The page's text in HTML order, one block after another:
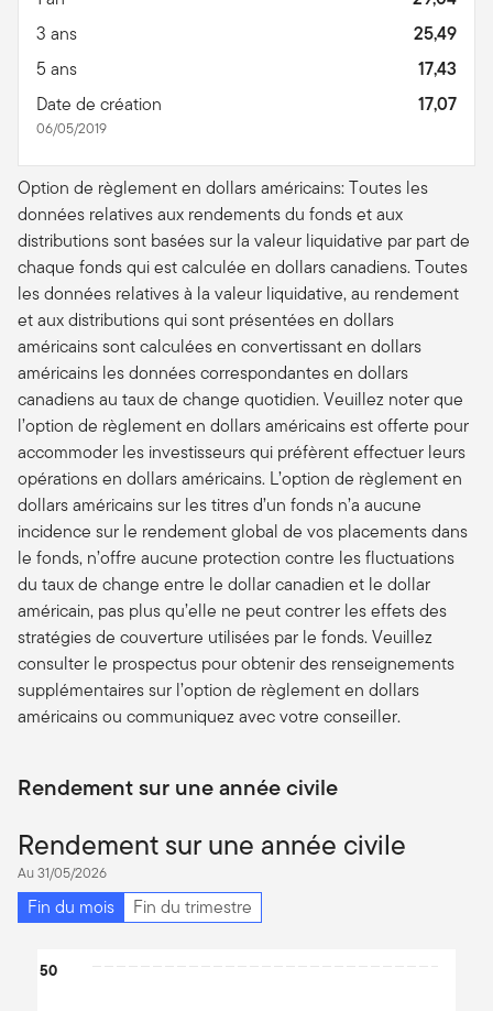
3 ans
25,49
5 ans
17,43
Date de création
06/05/2019
17,07
Option de règlement en dollars américains: Toutes les
données relatives aux rendements du fonds et aux
distributions sont basées sur la valeur liquidative par part de
chaque fonds qui est calculée en dollars canadiens. Toutes
les données relatives à la valeur liquidative, au rendement
et aux distributions qui sont présentées en dollars
américains sont calculées en convertissant en dollars
américains les données correspondantes en dollars
canadiens au taux de change quotidien. Veuillez noter que
l’option de règlement en dollars américains est offerte pour
accommoder les investisseurs qui préfèrent effectuer leurs
opérations en dollars américains. L’option de règlement en
dollars américains sur les titres d’un fonds n’a aucune
incidence sur le rendement global de vos placements dans
le fonds, n’offre aucune protection contre les fluctuations
du taux de change entre le dollar canadien et le dollar
américain, pas plus qu’elle ne peut contrer les effets des
stratégies de couverture utilisées par le fonds. Veuillez
consulter le prospectus pour obtenir des renseignements
supplémentaires sur l’option de règlement en dollars
américains ou communiquez avec votre conseiller.
Rendement sur une année civile
Rendement sur une année civile
Au 31/05/2026
Fin du mois Fin du trimestre
50